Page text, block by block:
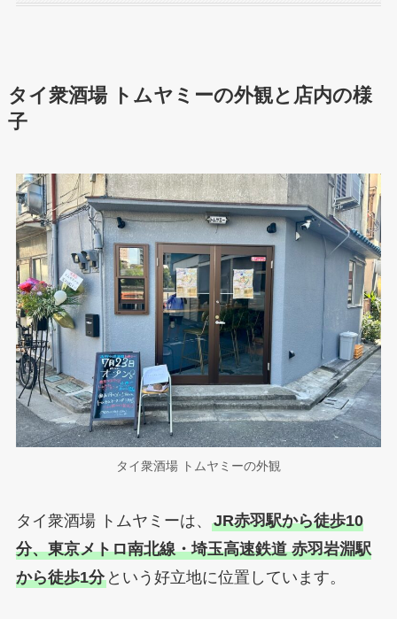
タイ衆酒場 トムヤミーの外観と店内の様
子
タイ衆酒場 トムヤミーの外観
タイ衆酒場 トムヤミーは、 JR赤羽駅から徒歩10
分、東京メトロ南北線・埼玉高速鉄道 赤羽岩淵駅
から徒歩1分という好立地に位置しています。